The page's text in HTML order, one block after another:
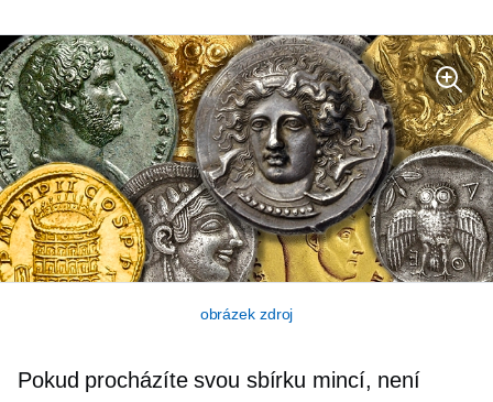
obrázek zdroj
Pokud procházíte svou sbírku mincí, není